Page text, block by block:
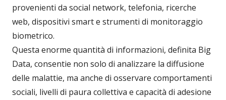
provenienti da social network, telefonia, ricerche
web, dispositivi smart e strumenti di monitoraggio
biometrico.
Questa enorme quantità di informazioni, definita Big
Data, consentie non solo di analizzare la diffusione
delle malattie, ma anche di osservare comportamenti
sociali, livelli di paura collettiva e capacità di adesione